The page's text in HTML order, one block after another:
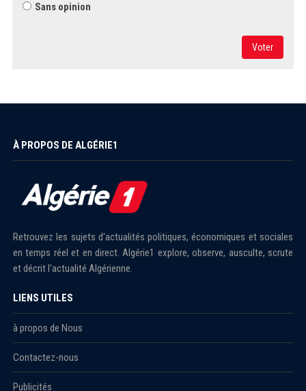
Sans opinion
Voter
À PROPOS DE ALGÉRIE1
Retrouvez les sujets d'actualités politiques, économiques et sociales
en temps réel et en direct. Algérie1 explore, observe, ausculte, scrute
et décrit l'actualité Algérienne.
LIENS UTILES
à propos de Nous
Contactez-nous
Publicités